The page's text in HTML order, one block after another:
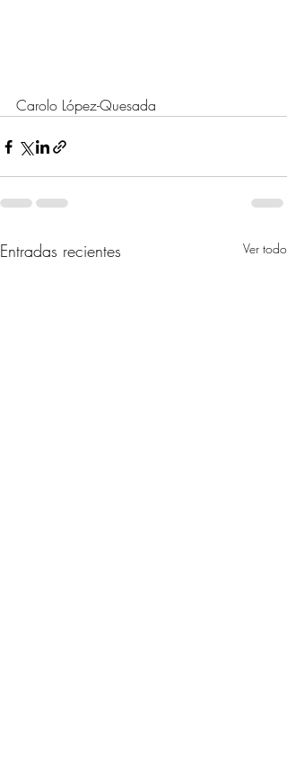
Carolo López-Quesada
Entradas recientes Ver todo